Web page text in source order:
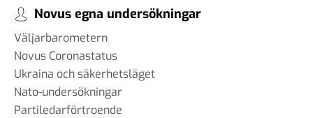
Novus egna undersökningar
Väljarbarometern
Novus Coronastatus
Ukraina och säkerhetsläget
Nato-undersökningar
Partiledarförtroende